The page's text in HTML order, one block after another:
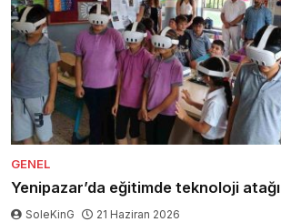
GENEL
Yenipazar’da eğitimde teknoloji atağı
SoleKinG 21 Haziran 2026